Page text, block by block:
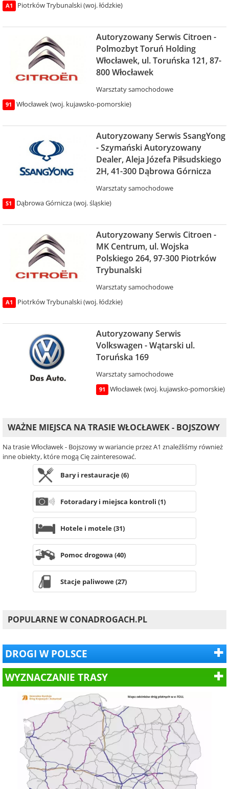
A1 Piotrków Trybunalski (woj. łódzkie)
Autoryzowany Serwis Citroen -
Polmozbyt Toruń Holding
Włocławek, ul. Toruńska 121, 87-
800 Włocławek
Warsztaty samochodowe
91 Włocławek (woj. kujawsko-pomorskie)
Autoryzowany Serwis SsangYong
- Szymański Autoryzowany
Dealer, Aleja Józefa Piłsudskiego
2H, 41-300 Dąbrowa Górnicza
Warsztaty samochodowe
S1 Dąbrowa Górnicza (woj. śląskie)
Autoryzowany Serwis Citroen -
MK Centrum, ul. Wojska
Polskiego 264, 97-300 Piotrków
Trybunalski
Warsztaty samochodowe
A1 Piotrków Trybunalski (woj. łódzkie)
Autoryzowany Serwis
Volkswagen - Wątarski ul.
Toruńska 169
Warsztaty samochodowe
91 Włocławek (woj. kujawsko-pomorskie)
WAŻNE MIEJSCA NA TRASIE WŁOCŁAWEK - BOJSZOWY
Na trasie Włocławek - Bojszowy w wariancie przez A1 znaleźliśmy również
inne obiekty, które mogą Cię zainteresować.
Bary i restauracje (6)
Fotoradary i miejsca kontroli (1)
Hotele i motele (31)
Pomoc drogowa (40)
Stacje paliwowe (27)
POPULARNE W CONADROGACH.PL
DROGI W POLSCE
WYZNACZANIE TRASY